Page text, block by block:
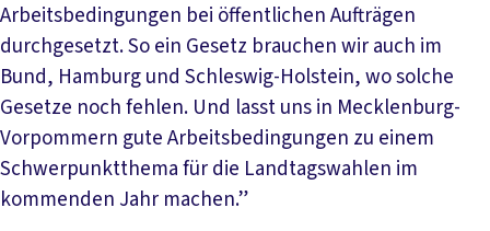
Arbeitsbedingungen bei öffentlichen Aufträgen
durchgesetzt. So ein Gesetz brauchen wir auch im
Bund, Hamburg und Schleswig-Holstein, wo solche
Gesetze noch fehlen. Und lasst uns in Mecklenburg-
Vorpommern gute Arbeitsbedingungen zu einem
Schwerpunktthema für die Landtagswahlen im
kommenden Jahr machen.”